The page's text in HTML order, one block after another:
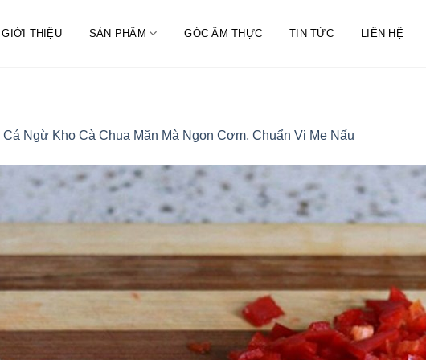
GIỚI THIỆU SẢN PHẨM GÓC ẨM THỰC TIN TỨC LIÊN HỆ
Cá Ngừ Kho Cà Chua Mặn Mà Ngon Cơm, Chuẩn Vị Mẹ Nấu